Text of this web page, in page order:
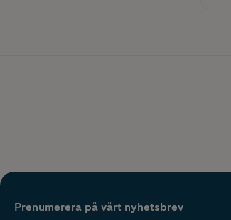
Prenumerera på vårt nyhetsbrev